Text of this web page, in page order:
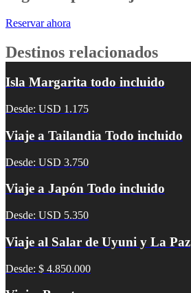
Reservar ahora
Destinos relacionados
Isla Margarita todo incluido
Desde: USD 1.175
Viaje a Tailandia Todo incluido
Desde: USD 3.750
Viaje a Japón Todo incluido
Desde: USD 5.350
Viaje al Salar de Uyuni y La Paz
Desde: $ 4.850.000